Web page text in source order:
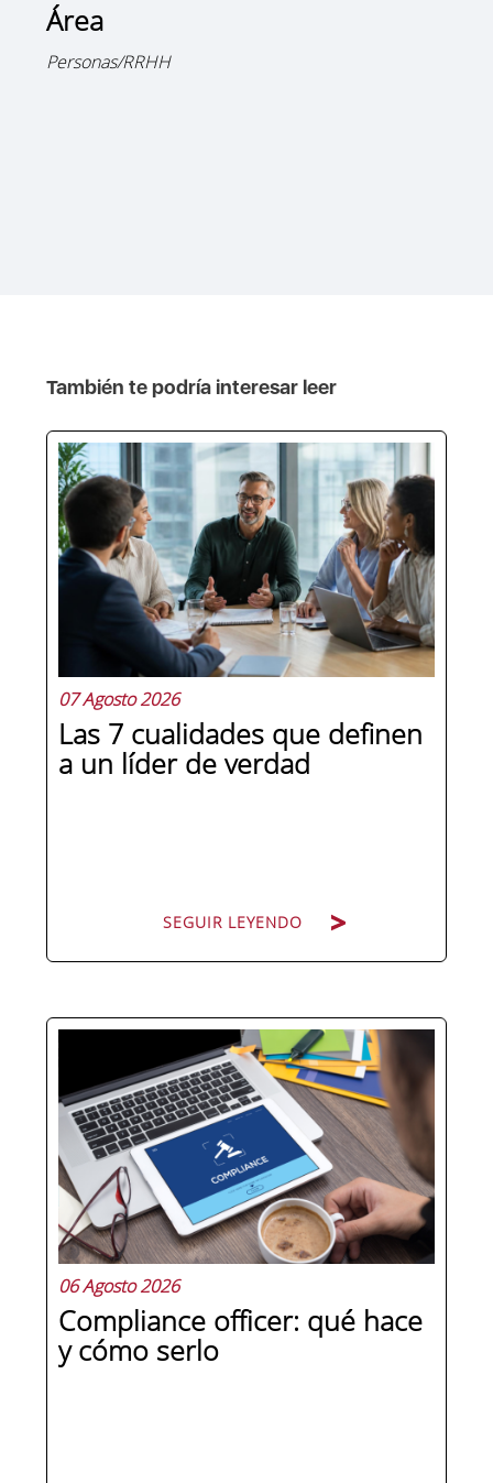
Área
Personas/RRHH
También te podría interesar leer
07 Agosto 2026
Las 7 cualidades que definen
a un líder de verdad
SEGUIR LEYENDO
Hay personas que ocupan puestos de
dirección y hay personas que lideran.
La diferencia no está en el cargo ni en
la antigüedad, sino en un conjunto de
competencias que se pueden
aprender, practicar y medir. Si te
preguntas qué separa a un directivo...
06 Agosto 2026
Compliance officer: qué hace
y cómo serlo